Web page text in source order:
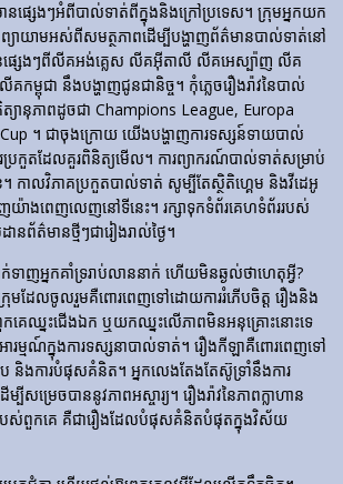
ន​ផ្សេងៗ​អំពី​បាល់ទាត់​ពី​ក្នុង​និង​ក្រៅ​ប្រទេស។ ក្រុមអ្នកយក
ាយាមអស់ពីសមត្ថភាពដើម្បីបង្ហាញព័ត៌មានបាល់ទាត់នៅ
នផ្សេងៗពីលីគអង់គ្លេស លីគអ៊ីតាលី លីគអេស្ប៉ាញ លីគ
កម្ពុជា នឹងបង្ហាញជូនជានិច្ច។ កុំភ្លេចរឿងរ៉ាវនៃបាល់
យានុភាពដូចជា Champions League, Europa
។ ជាចុងក្រោយ យើងបង្ហាញការទស្សន៍ទាយបាល់
រកួតដែលគួរពិនិត្យមើល។ ការព្យាករណ៍បាល់ទាត់សម្រាប់
កាលវិភាគប្រកួតបាល់ទាត់ សូម្បីតែស្ថិតិហ្គេម និងវីដេអូ
យ៉ាងពេញលេញនៅទីនេះ។ រក្សាទុកទំព័រគេហទំព័ររបស់
ព័ត៌មានថ្មីៗជារៀងរាល់ថ្ងៃ។
ាញ​អ្នក​គាំទ្រ​រាប់​លាន​នាក់ ហើយ​មិន​ឆ្ងល់​ថា​ហេតុអ្វី?
រុម​ដែល​ចូលរួម​គឺ​ពោរពេញ​ទៅ​ដោយ​ការ​រំភើប​ចិត្ត រឿង​និង​
គេឈ្នះជើងឯក ឬយកឈ្នះលើភាពមិនអនុគ្រោះនោះទេ
អារម្មណ៍ក្នុងការទស្សនាបាល់ទាត់។ រឿង​កីឡា​គឺ​ពោរពេញ​ទៅ​
និង​ការ​បំផុស​គំនិត។ អ្នកលេងតែងតែស៊ូទ្រាំនឹងការ
សម្រេចបាននូវភាពអស្ចារ្យ។ រឿងរ៉ាវនៃភាពក្លាហាន
របស់ពួកគេ គឺជារឿងដែលបំផុសគំនិតបំផុតក្នុងវិស័យ